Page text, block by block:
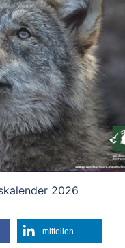
2026
mitteilen